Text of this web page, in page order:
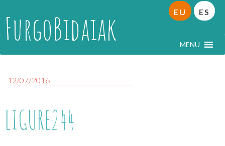
FurgoBidaiak MENU
EU ES
12/07/2016
LIGURE244